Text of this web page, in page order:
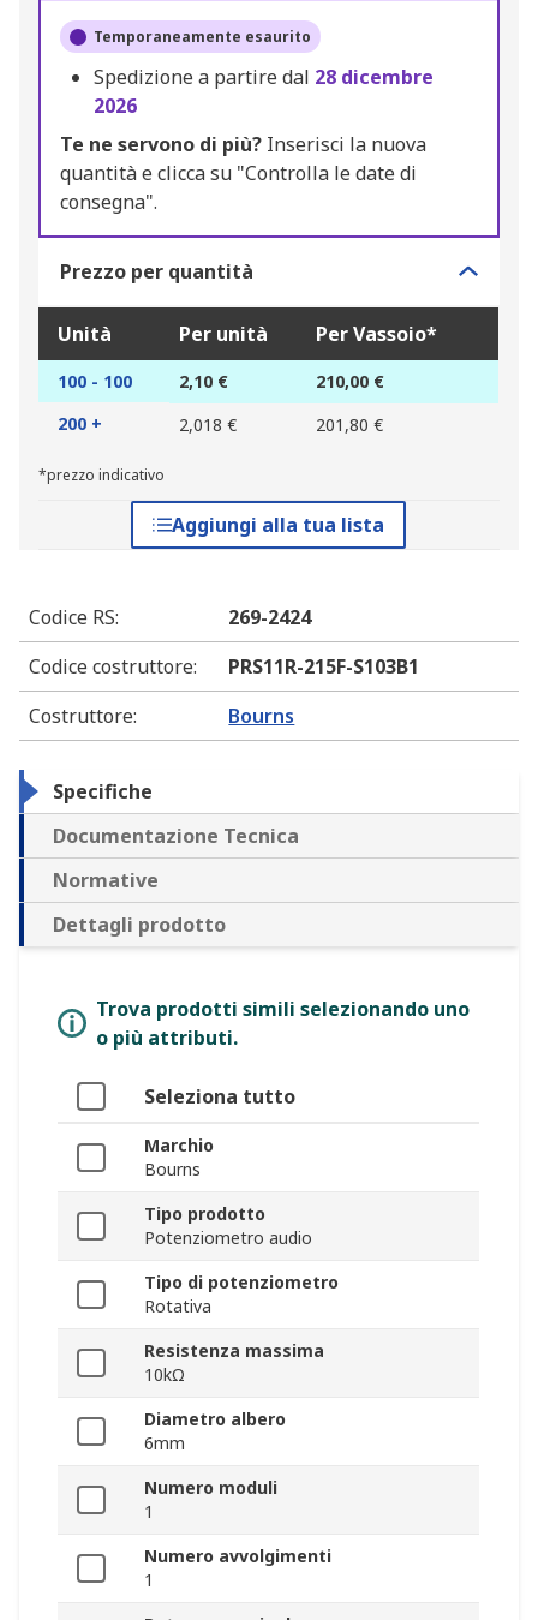
Temporaneamente esaurito
Spedizione a partire dal 28 dicembre
2026
Te ne servono di più? Inserisci la nuova
quantità e clicca su "Controlla le date di
consegna".
Prezzo per quantità
Unità Per unità Per Vassoio*
100 - 100 2,10 €
210,00 €
200 +
2,018 € 201,80 €
*prezzo indicativo
Aggiungi alla tua lista
Codice RS:
269-2424
Codice costruttore:
PRS11R-215F-S103B1
Costruttore: Bourns
Specifiche
Documentazione Tecnica
Normative
Dettagli prodotto
Trova prodotti simili selezionando uno
o più attributi.
Seleziona tutto
Marchio
Bourns
Tipo prodotto
Potenziometro audio
Tipo di potenziometro
Rotativa
Resistenza massima
10kΩ
Diametro albero
6mm
Numero moduli
1
Numero avvolgimenti
1